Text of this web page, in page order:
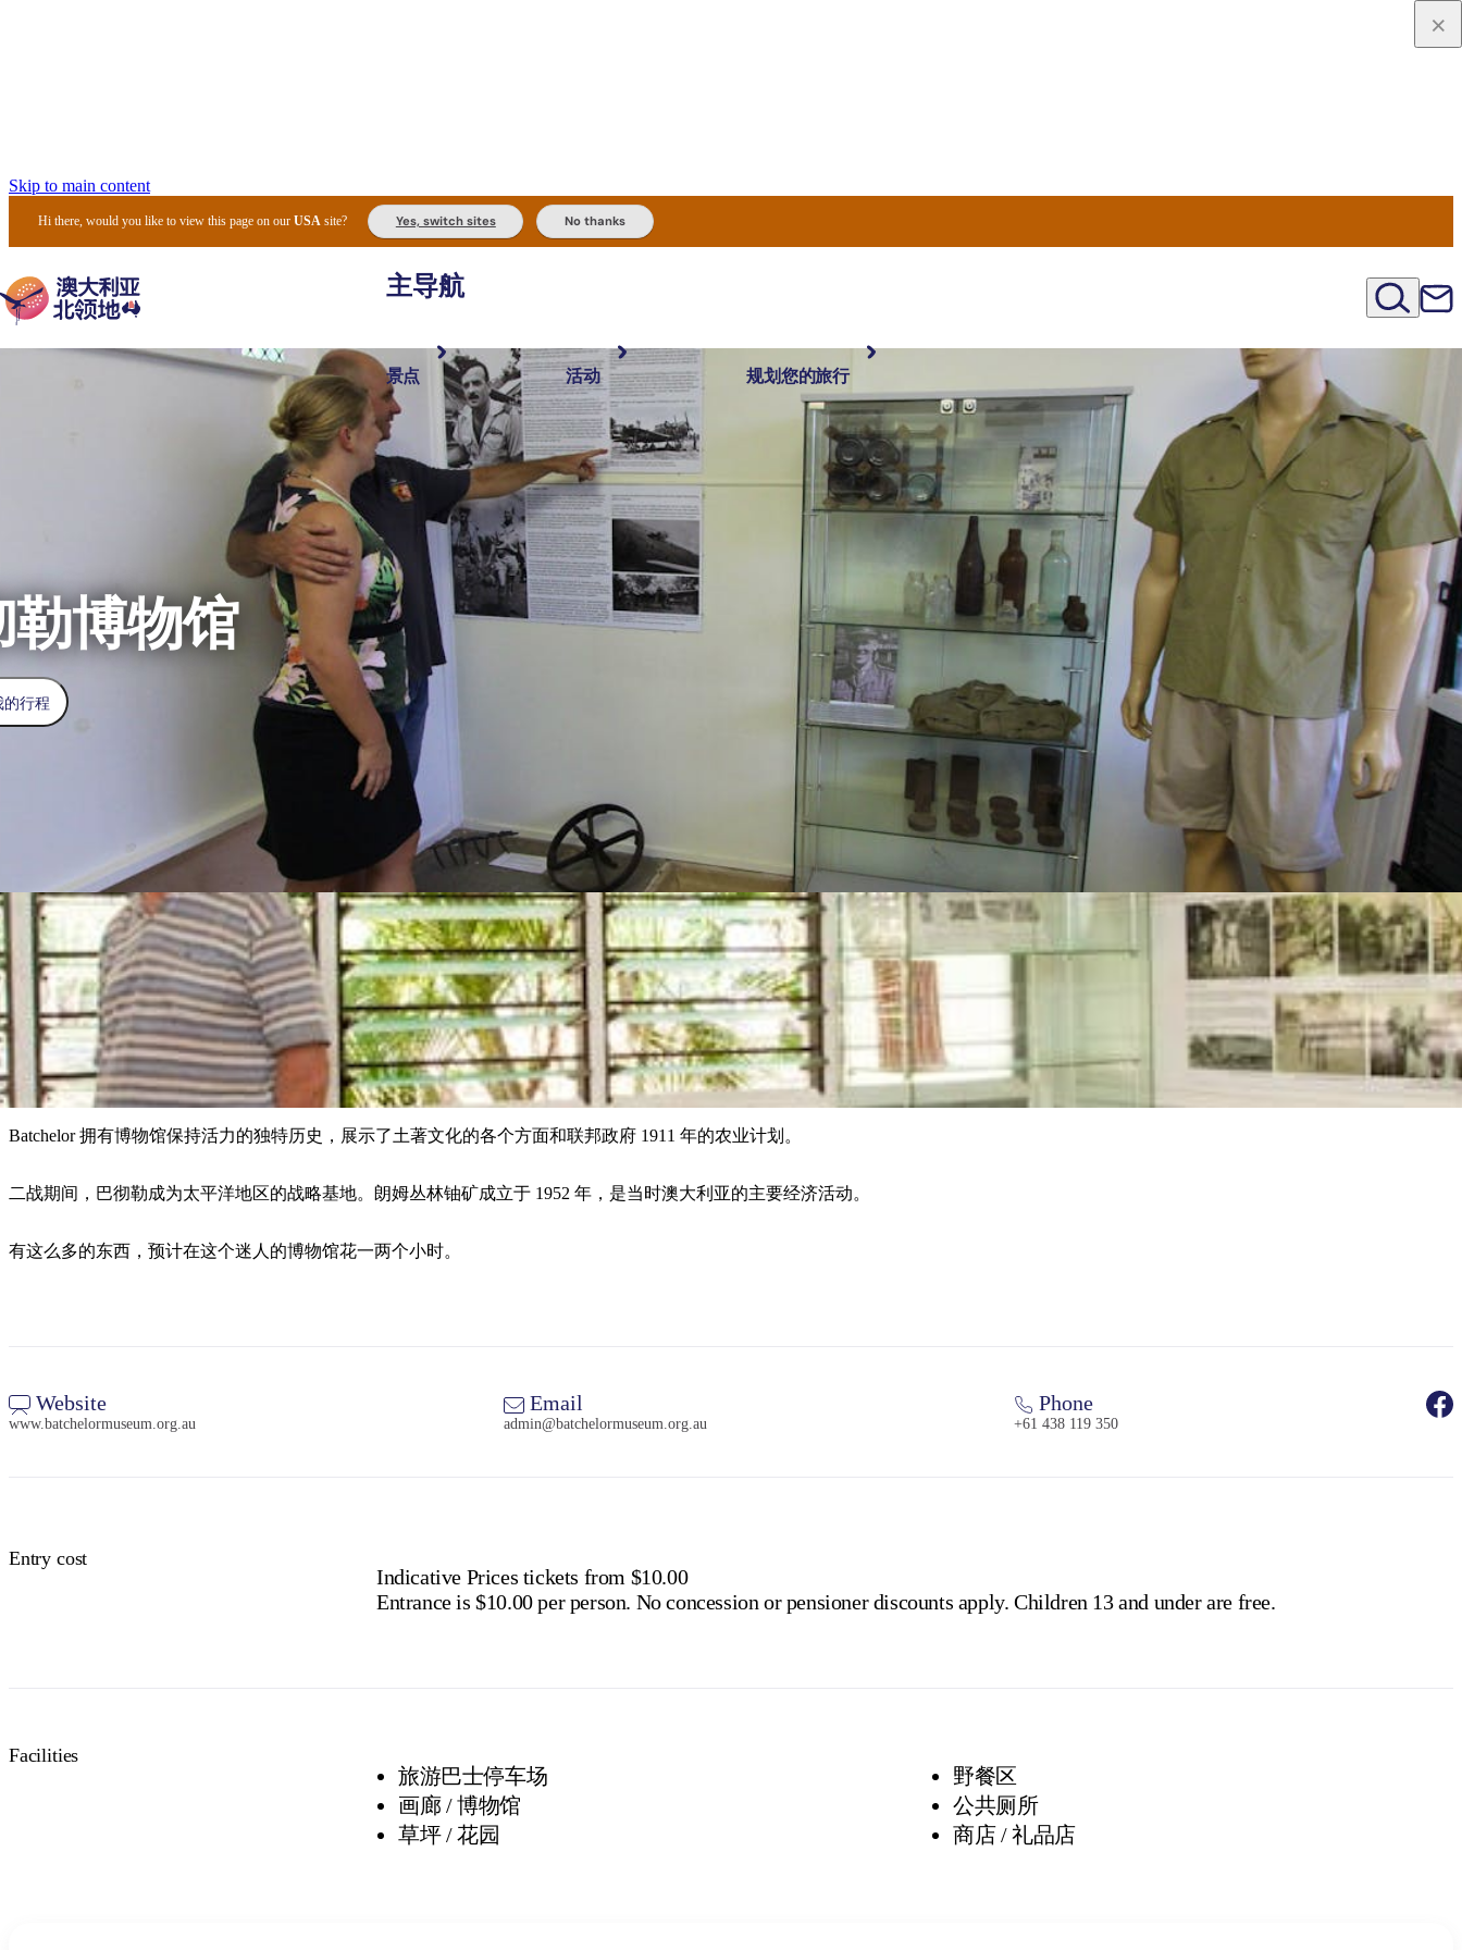
Skip to main content
Hi there, would you like to view this page on ourUSA site? Yes, switch sites No thanks
主导航
景点
最受欢迎目的地 按地区探索
活动
体验 旅行者类型 精选榜单
规划您的旅行
规划和预订 规划工具
勒博物馆
的行程
Batchelor 拥有博物馆保持活力的独特历史，展示了土著文化的各个方面和联邦政府 1911 年的农业计划。
二战期间，巴彻勒成为太平洋地区的战略基地。朗姆丛林铀矿成立于 1952 年，是当时澳大利亚的主要经济活动。
有这么多的东西，预计在这个迷人的博物馆花一两个小时。
Website
www.batchelormuseum.org.au
Email
admin@batchelormuseum.org.au
Phone
+61 438 119 350
Entry cost
Indicative Prices tickets from $10.00
Entrance is $10.00 per person. No concession or pensioner discounts apply. Children 13 and under are free.
Facilities
旅游巴士停车场
画廊 / 博物馆
草坪 / 花园
野餐区
公共厕所
商店 / 礼品店